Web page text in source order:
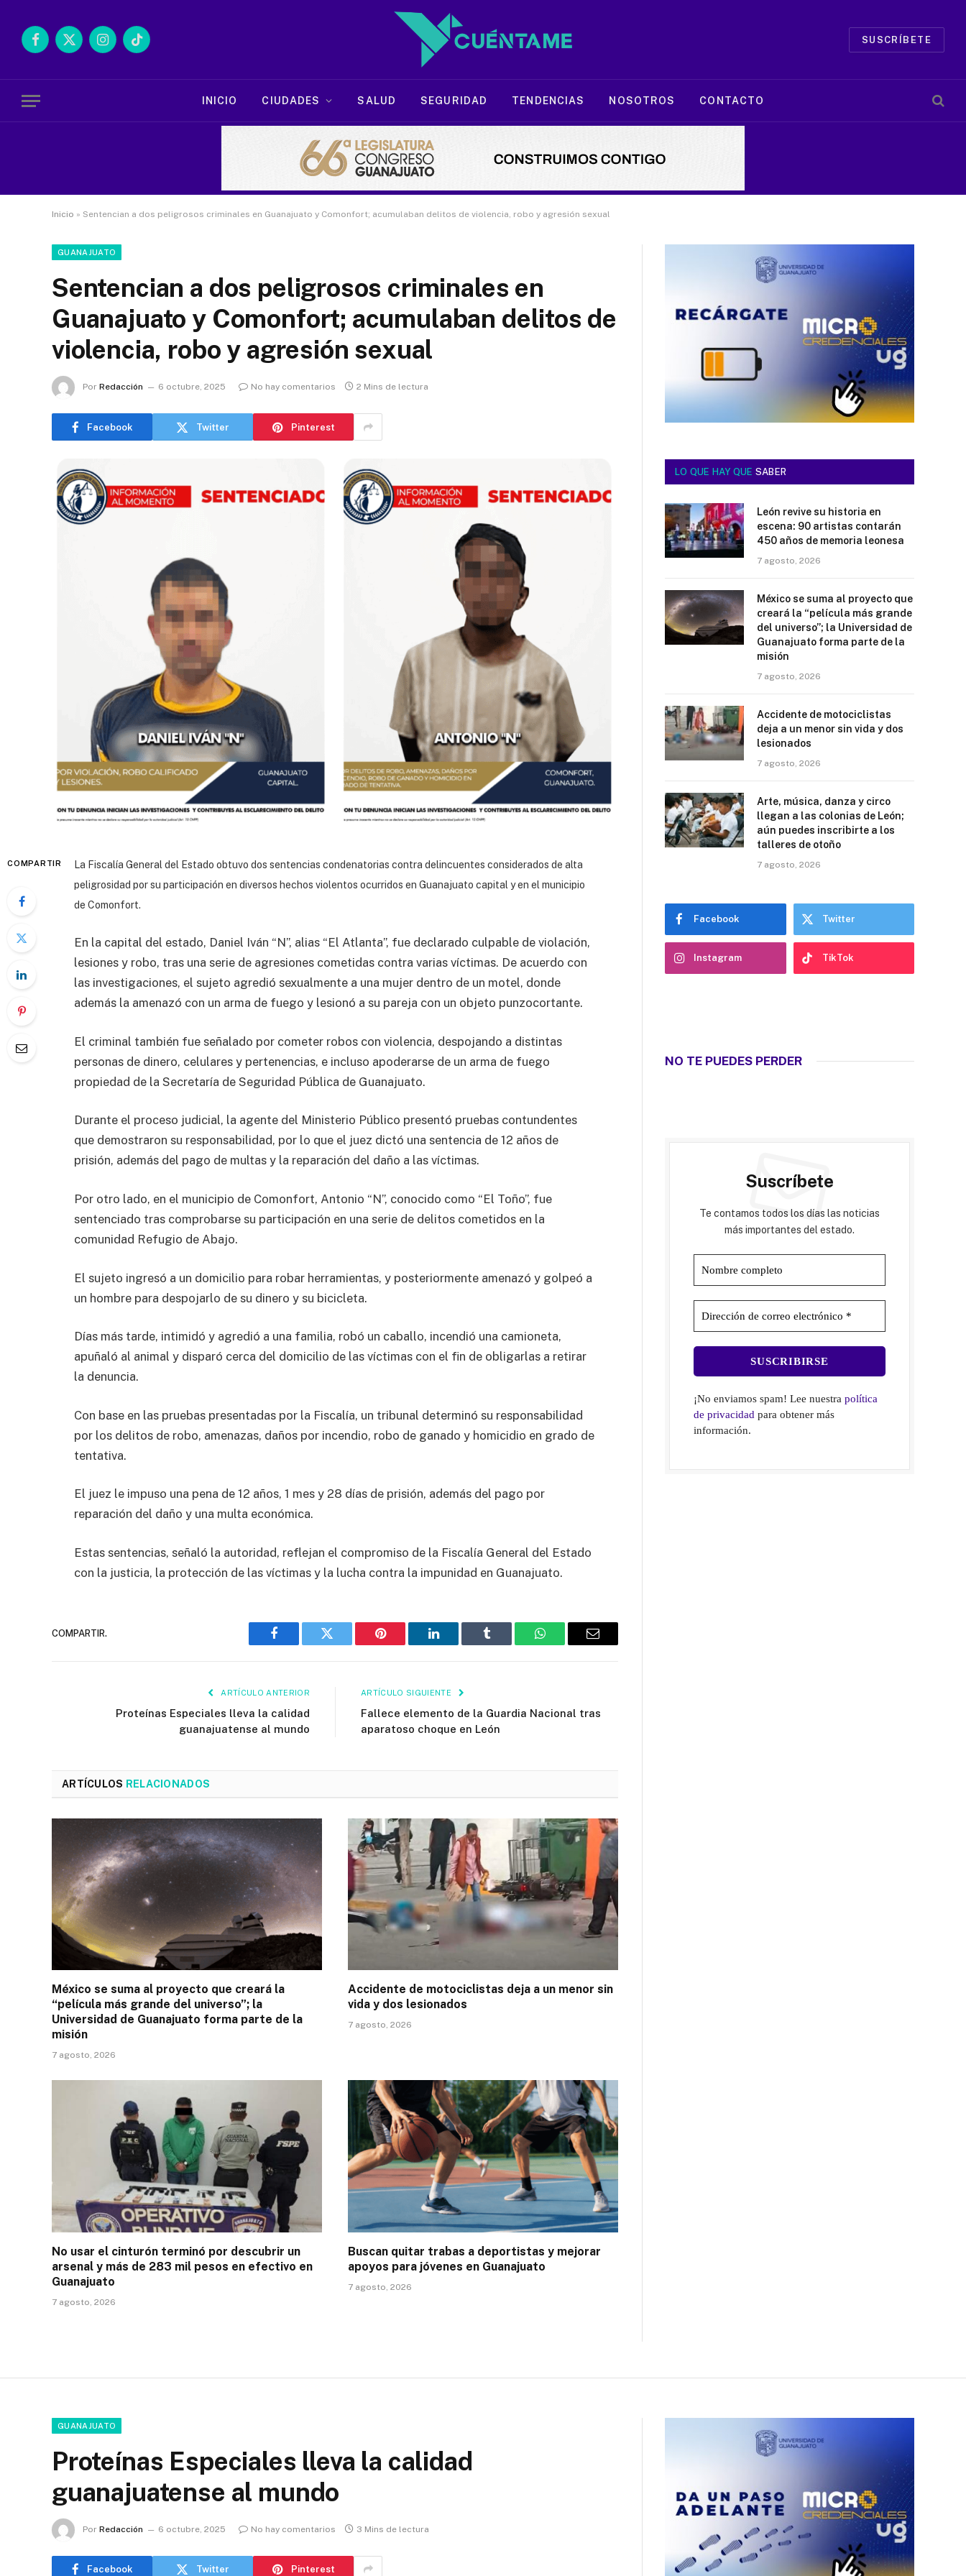
Facebook
X
InstagramTikTok
SUSCRÍBETE
INICIO CIUDADES SALUD SEGURIDAD TENDENCIAS NOSOTROS CONTACTO
Inicio » Sentencian a dos peligrosos criminales en Guanajuato y Comonfort; acumulaban delitos de violencia, robo y agresión sexual
GUANAJUATO
Sentencian a dos peligrosos criminales en
Guanajuato y Comonfort; acumulaban delitos de
violencia, robo y agresión sexual
Por Redacción 6 octubre, 2025 No hay comentarios 2 Mins de lectura
Facebook Twitter Pinterest
COMPARTIR
La Fiscalía General del Estado obtuvo dos sentencias condenatorias contra delincuentes considerados de alta
peligrosidad por su participación en diversos hechos violentos ocurridos en Guanajuato capital y en el municipio
de Comonfort.
En la capital del estado, Daniel Iván “N”, alias “El Atlanta”, fue declarado culpable de violación,
lesiones y robo, tras una serie de agresiones cometidas contra varias víctimas. De acuerdo con
las investigaciones, el sujeto agredió sexualmente a una mujer dentro de un motel, donde
además la amenazó con un arma de fuego y lesionó a su pareja con un objeto punzocortante.
El criminal también fue señalado por cometer robos con violencia, despojando a distintas
personas de dinero, celulares y pertenencias, e incluso apoderarse de un arma de fuego
propiedad de la Secretaría de Seguridad Pública de Guanajuato.
Durante el proceso judicial, la agente del Ministerio Público presentó pruebas contundentes
que demostraron su responsabilidad, por lo que el juez dictó una sentencia de 12 años de
prisión, además del pago de multas y la reparación del daño a las víctimas.
Por otro lado, en el municipio de Comonfort, Antonio “N”, conocido como “El Toño”, fue
sentenciado tras comprobarse su participación en una serie de delitos cometidos en la
comunidad Refugio de Abajo.
El sujeto ingresó a un domicilio para robar herramientas, y posteriormente amenazó y golpeó a
un hombre para despojarlo de su dinero y su bicicleta.
Días más tarde, intimidó y agredió a una familia, robó un caballo, incendió una camioneta,
apuñaló al animal y disparó cerca del domicilio de las víctimas con el fin de obligarlas a retirar
la denuncia.
Con base en las pruebas presentadas por la Fiscalía, un tribunal determinó su responsabilidad
por los delitos de robo, amenazas, daños por incendio, robo de ganado y homicidio en grado de
tentativa.
El juez le impuso una pena de 12 años, 1 mes y 28 días de prisión, además del pago por
reparación del daño y una multa económica.
Estas sentencias, señaló la autoridad, reflejan el compromiso de la Fiscalía General del Estado
con la justicia, la protección de las víctimas y la lucha contra la impunidad en Guanajuato.
COMPARTIR.
Facebook Twitter Pinterest LinkedIn Tumblr WhatsAppEmail
ARTÍCULO ANTERIOR
Proteínas Especiales lleva la calidad
guanajuatense al mundo
ARTÍCULO SIGUIENTE
Fallece elemento de la Guardia Nacional tras
aparatoso choque en León
ARTÍCULOS RELACIONADOS
México se suma al proyecto que creará la
“película más grande del universo”; la
Universidad de Guanajuato forma parte de la
misión
7 agosto, 2026
Accidente de motociclistas deja a un menor sin
vida y dos lesionados
7 agosto, 2026
No usar el cinturón terminó por descubrir un
arsenal y más de 283 mil pesos en efectivo en
Guanajuato
7 agosto, 2026
Buscan quitar trabas a deportistas y mejorar
apoyos para jóvenes en Guanajuato
7 agosto, 2026
LO QUE HAY QUE SABER
León revive su historia en
escena: 90 artistas contarán
450 años de memoria leonesa
7 agosto, 2026
México se suma al proyecto que
creará la “película más grande
del universo”; la Universidad de
Guanajuato forma parte de la
misión
7 agosto, 2026
Accidente de motociclistas
deja a un menor sin vida y dos
lesionados
7 agosto, 2026
Arte, música, danza y circo
llegan a las colonias de León;
aún puedes inscribirte a los
talleres de otoño
7 agosto, 2026
Facebook Twitter
Instagram TikTok
NO TE PUEDES PERDER
Suscríbete
Te contamos todos los días las noticias
más importantes del estado.
¡No enviamos spam! Lee nuestrapolítica
de privacidad para obtener más
información.
GUANAJUATO
Proteínas Especiales lleva la calidad
guanajuatense al mundo
Por Redacción 6 octubre, 2025 No hay comentarios 3 Mins de lectura
Facebook Twitter Pinterest